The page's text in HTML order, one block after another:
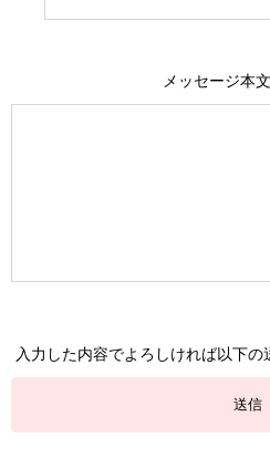
メッセージ本
入力した内容でよろしければ以下の